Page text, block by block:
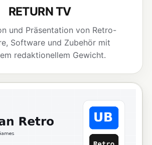
RETURN TV
und Präsentation von Retro-
Software und Zubehör mit
redaktionellem Gewicht.